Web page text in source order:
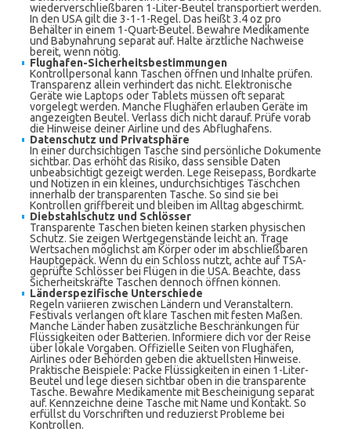
wiederverschließbaren 1-Liter-Beutel transportiert werden.
In den USA gilt die 3-1-1-Regel. Das heißt 3.4 oz pro
Behälter in einem 1-Quart-Beutel. Bewahre Medikamente
und Babynahrung separat auf. Halte ärztliche Nachweise
bereit, wenn nötig.
Flughafen-Sicherheitsbestimmungen
Kontrollpersonal kann Taschen öffnen und Inhalte prüfen.
Transparenz allein verhindert das nicht. Elektronische
Geräte wie Laptops oder Tablets müssen oft separat
vorgelegt werden. Manche Flughäfen erlauben Geräte im
angezeigten Beutel. Verlass dich nicht darauf. Prüfe vorab
die Hinweise deiner Airline und des Abflughafens.
Datenschutz und Privatsphäre
In einer durchsichtigen Tasche sind persönliche Dokumente
sichtbar. Das erhöht das Risiko, dass sensible Daten
unbeabsichtigt gezeigt werden. Lege Reisepass, Bordkarte
und Notizen in ein kleines, undurchsichtiges Täschchen
innerhalb der transparenten Tasche. So sind sie bei
Kontrollen griffbereit und bleiben im Alltag abgeschirmt.
Diebstahlschutz und Schlösser
Transparente Taschen bieten keinen starken physischen
Schutz. Sie zeigen Wertgegenstände leicht an. Trage
Wertsachen möglichst am Körper oder im abschließbaren
Hauptgepäck. Wenn du ein Schloss nutzt, achte auf TSA-
geprüfte Schlösser bei Flügen in die USA. Beachte, dass
Sicherheitskräfte Taschen dennoch öffnen können.
Länderspezifische Unterschiede
Regeln variieren zwischen Ländern und Veranstaltern.
Festivals verlangen oft klare Taschen mit festen Maßen.
Manche Länder haben zusätzliche Beschränkungen für
Flüssigkeiten oder Batterien. Informiere dich vor der Reise
über lokale Vorgaben. Offizielle Seiten von Flughäfen,
Airlines oder Behörden geben die aktuellsten Hinweise.
Praktische Beispiele: Packe Flüssigkeiten in einen 1-Liter-
Beutel und lege diesen sichtbar oben in die transparente
Tasche. Bewahre Medikamente mit Bescheinigung separat
auf. Kennzeichne deine Tasche mit Name und Kontakt. So
erfüllst du Vorschriften und reduzierst Probleme bei
Kontrollen.